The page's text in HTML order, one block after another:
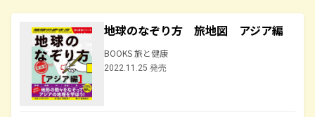
地球のなぞり方 旅地図 アジア編
BOOKS 旅と健康
2022.11.25 発売